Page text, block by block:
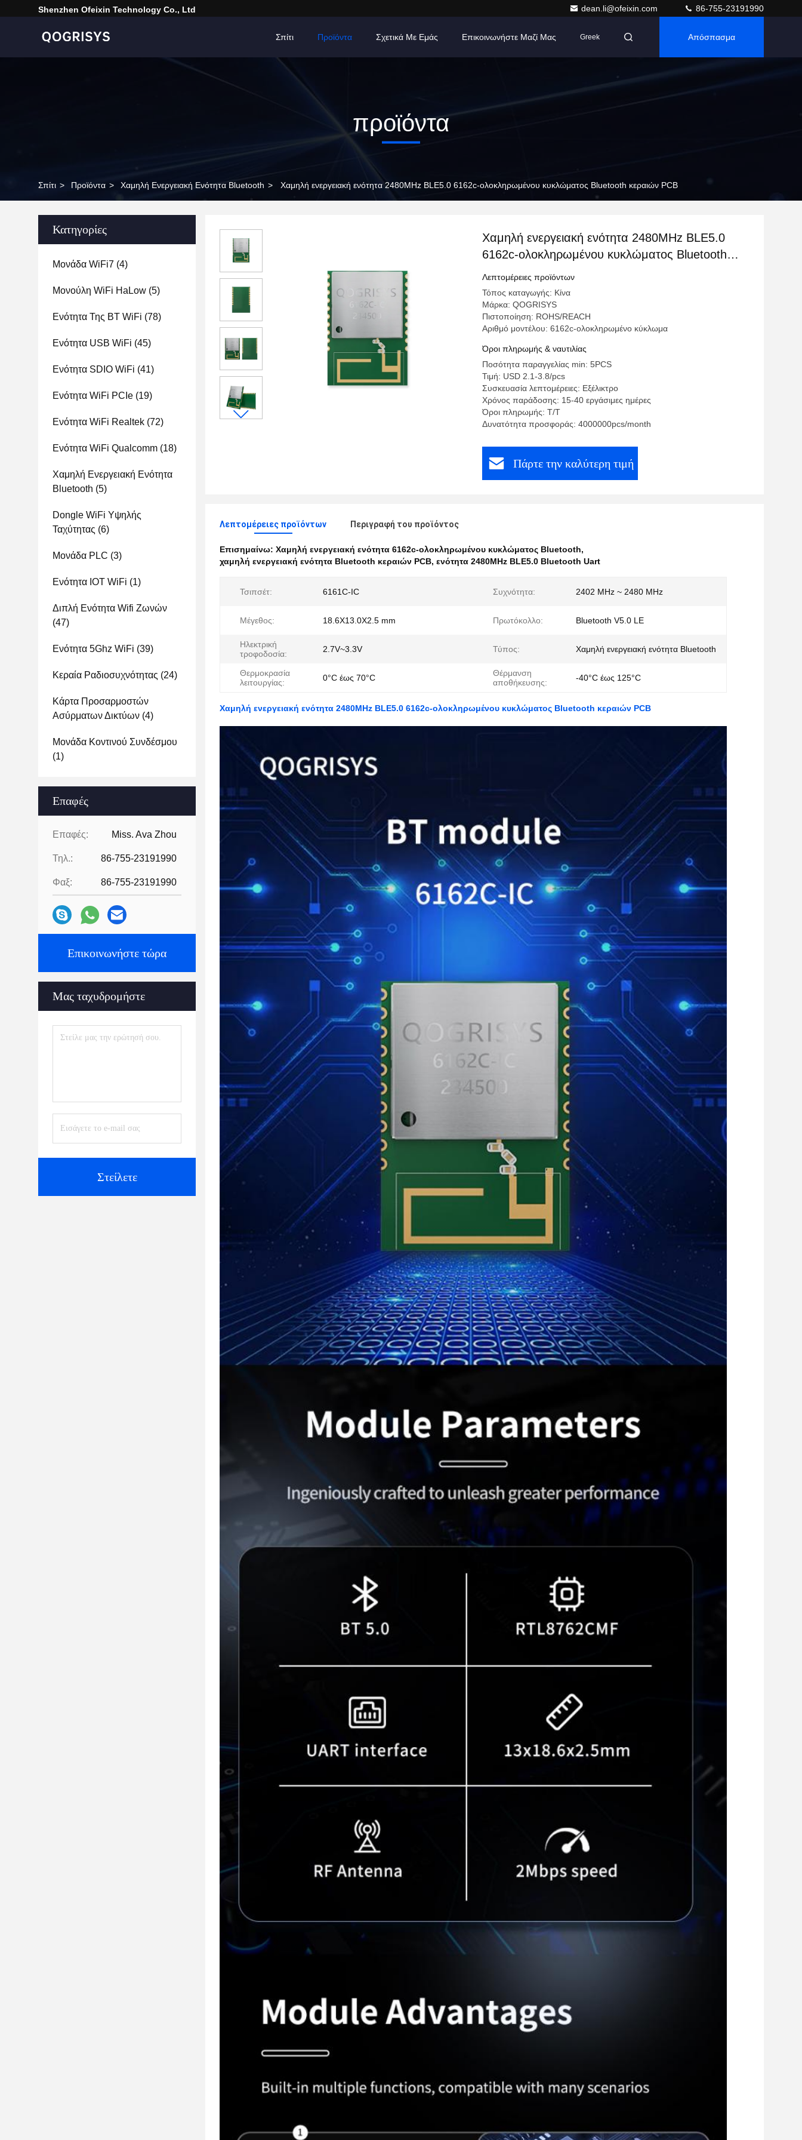
Shenzhen Ofeixin Technology Co., Ltd dean.li@ofeixin.com 86-755-23191990
Σπίτι Προϊόντα Σχετικά Με Εμάς Επικοινωνήστε Μαζί Μας Greek Απόσπασμα
προϊόντα
Σπίτι > Προϊόντα > Χαμηλή Ενεργειακή Ενότητα Bluetooth > Χαμηλή ενεργειακή ενότητα 2480MHz BLE5.0 6162c-ολοκληρωμένου κυκλώματος Bluetooth κεραιών PCB
Κατηγορίες
Μονάδα WiFi7 (4)
Μονούλη WiFi HaLow (5)
Ενότητα Της BT WiFi (78)
Ενότητα USB WiFi (45)
Ενότητα SDIO WiFi (41)
Ενότητα WiFi PCIe (19)
Ενότητα WiFi Realtek (72)
Ενότητα WiFi Qualcomm (18)
Χαμηλή Ενεργειακή Ενότητα
Bluetooth (5)
Dongle WiFi Υψηλής
Ταχύτητας (6)
Μονάδα PLC (3)
Ενότητα IOT WiFi (1)
Διπλή Ενότητα Wifi Ζωνών
(47)
Ενότητα 5Ghz WiFi (39)
Κεραία Ραδιοσυχνότητας (24)
Κάρτα Προσαρμοστών
Ασύρματων Δικτύων (4)
Μονάδα Κοντινού Συνδέσμου
(1)
Επαφές
Επαφές: Miss. Ava Zhou
Τηλ.: 86-755-23191990
Φαξ: 86-755-23191990
Επικοινωνήστε τώρα
Μας ταχυδρομήστε
Στείλετε
Χαμηλή ενεργειακή ενότητα 2480MHz BLE5.0
6162c-ολοκληρωμένου κυκλώματος Bluetooth
κεραιών PCB
Λεπτομέρειες προϊόντων
Τόπος καταγωγής: Κίνα
Μάρκα: QOGRISYS
Πιστοποίηση: ROHS/REACH
Αριθμό μοντέλου: 6162c-ολοκληρωμένο κύκλωμα
Όροι πληρωμής & ναυτιλίας
Ποσότητα παραγγελίας min: 5PCS
Τιμή: USD 2.1-3.8/pcs
Συσκευασία λεπτομέρειες: Εξέλικτρο
Χρόνος παράδοσης: 15-40 εργάσιμες ημέρες
Όροι πληρωμής: T/T
Δυνατότητα προσφοράς: 4000000pcs/month
Πάρτε την καλύτερη τιμή
Λεπτομέρειες προϊόντων Περιγραφή του προϊόντος
Επισημαίνω: Χαμηλή ενεργειακή ενότητα 6162c-ολοκληρωμένου κυκλώματος Bluetooth,
χαμηλή ενεργειακή ενότητα Bluetooth κεραιών PCB, ενότητα 2480MHz BLE5.0 Bluetooth Uart
Τσιπσέτ: 6161C-IC Συχνότητα: 2402 MHz ~ 2480 MHz
Μέγεθος: 18.6X13.0X2.5 mm Πρωτόκολλο: Bluetooth V5.0 LE
Ηλεκτρική
τροφοδοσία:
2.7V~3.3V Τύπος: Χαμηλή ενεργειακή ενότητα Bluetooth
Θερμοκρασία
λειτουργίας:
0°C έως 70°C
Θέρμανση
αποθήκευσης:
-40°C έως 125°C
Χαμηλή ενεργειακή ενότητα 2480MHz BLE5.0 6162c-ολοκληρωμένου κυκλώματος Bluetooth κεραιών PCB